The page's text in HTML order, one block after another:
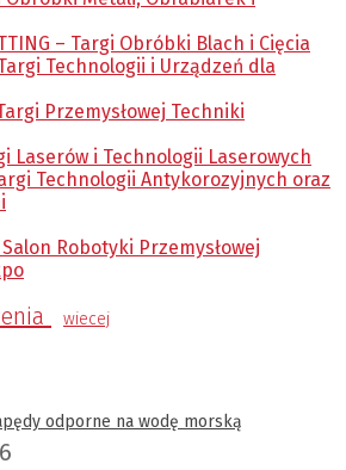
wiecej
odporne na wodę morską